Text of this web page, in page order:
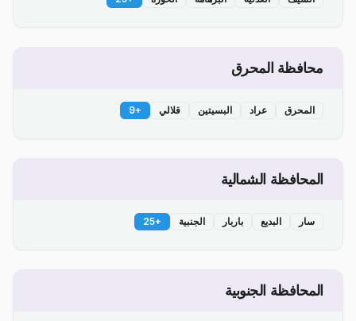
محافظة المحرق
المحرق عراد البسيتين قلالي +
9
المحافظة الشمالية
سار البديع باربار الجنبية +
25
المحافظة الجنوبية